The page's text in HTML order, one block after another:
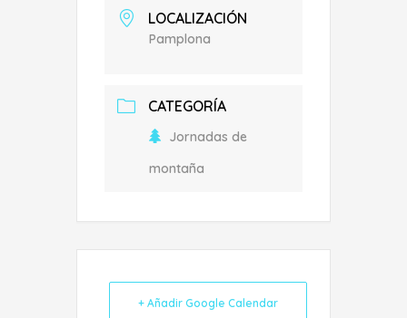
LOCALIZACIÓN
Pamplona
CATEGORÍA
Jornadas de
montaña
+ Añadir Google Calendar